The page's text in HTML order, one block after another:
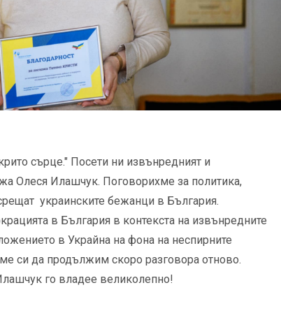
сърце." Посети ни извънредният и
Олеся Илашчук. Поговорихме за политика,
украинските бежанци в България.
в България в контекста на извънредните
в Украйна на фона на неспирните
си да продължим скоро разговора отново.
го владее великолепно!